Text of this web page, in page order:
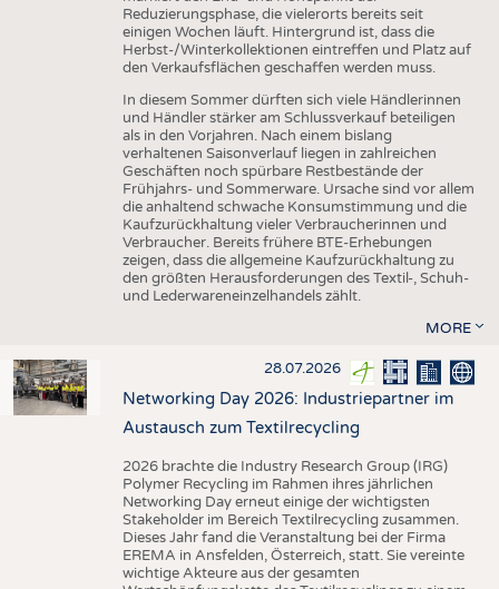
Reduzierungsphase, die vielerorts bereits seit
einigen Wochen läuft. Hintergrund ist, dass die
Herbst-/Winterkollektionen eintreffen und Platz auf
den Verkaufsflächen geschaffen werden muss.
In diesem Sommer dürften sich viele Händlerinnen
und Händler stärker am Schlussverkauf beteiligen
als in den Vorjahren. Nach einem bislang
verhaltenen Saisonverlauf liegen in zahlreichen
Geschäften noch spürbare Restbestände der
Frühjahrs- und Sommerware. Ursache sind vor allem
die anhaltend schwache Konsumstimmung und die
Kaufzurückhaltung vieler Verbraucherinnen und
Verbraucher. Bereits frühere BTE-Erhebungen
zeigen, dass die allgemeine Kaufzurückhaltung zu
den größten Herausforderungen des Textil-, Schuh-
und Lederwareneinzelhandels zählt.
MORE
28.07.2026
Networking Day 2026: Industriepartner im
Austausch zum Textilrecycling
2026 brachte die Industry Research Group (IRG)
Polymer Recycling im Rahmen ihres jährlichen
Networking Day erneut einige der wichtigsten
Stakeholder im Bereich Textilrecycling zusammen.
Dieses Jahr fand die Veranstaltung bei der Firma
EREMA in Ansfelden, Österreich, statt. Sie vereinte
wichtige Akteure aus der gesamten